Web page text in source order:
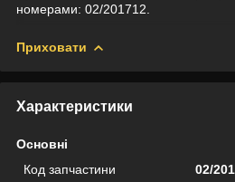
номерами: 02/201712.
Приховати
Характеристики
Основні
Код запчастини
02/